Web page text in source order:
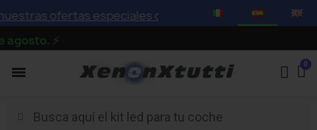
ofertas especiales con descuentos de hasta el 75%
⚡